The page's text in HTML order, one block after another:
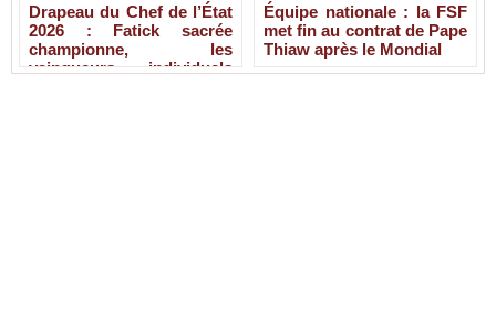
Drapeau du Chef de l’État
2026 : Fatick sacrée
championne, les
vainqueurs individuels
Équipe nationale : la FSF
met fin au contrat de Pape
Thiaw après le Mondial